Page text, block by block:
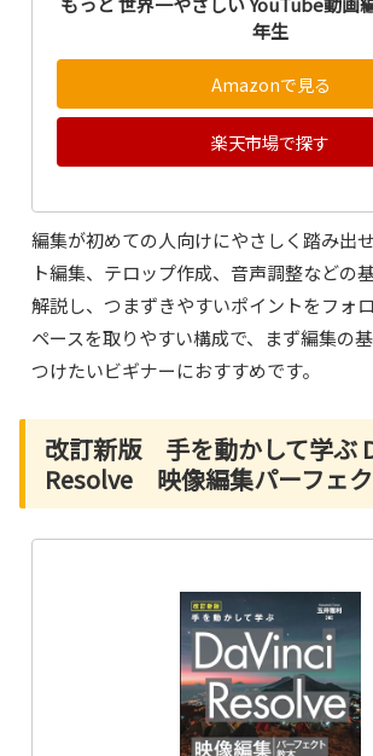
年生
Amazonで見る
楽天市場で探す
編集が初めての人向けにやさしく踏み出
ト編集、テロップ作成、音声調整などの
解説し、つまずきやすいポイントをフォ
ペースを取りやすい構成で、まず編集の
つけたいビギナーにおすすめです。
改訂新版 手を動かして学ぶ
Resolve 映像編集パーフェ